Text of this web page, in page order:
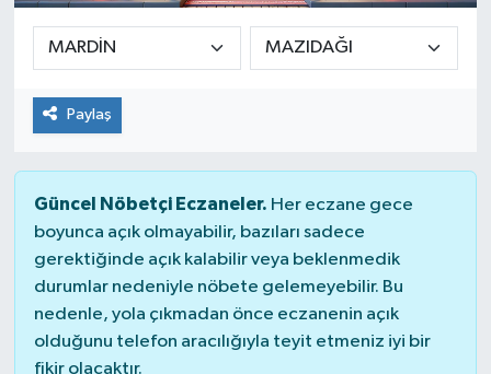
Paylaş
Güncel Nöbetçi Eczaneler. Her eczane gece
boyunca açık olmayabilir, bazıları sadece
gerektiğinde açık kalabilir veya beklenmedik
durumlar nedeniyle nöbete gelemeyebilir. Bu
nedenle, yola çıkmadan önce eczanenin açık
olduğunu telefon aracılığıyla teyit etmeniz iyi bir
fikir olacaktır.